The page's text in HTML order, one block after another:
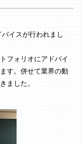
イスが行われまし
フォリオにアドバイ
す。併せて業界の動
ました。